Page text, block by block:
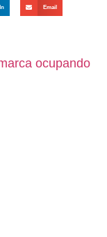
Email